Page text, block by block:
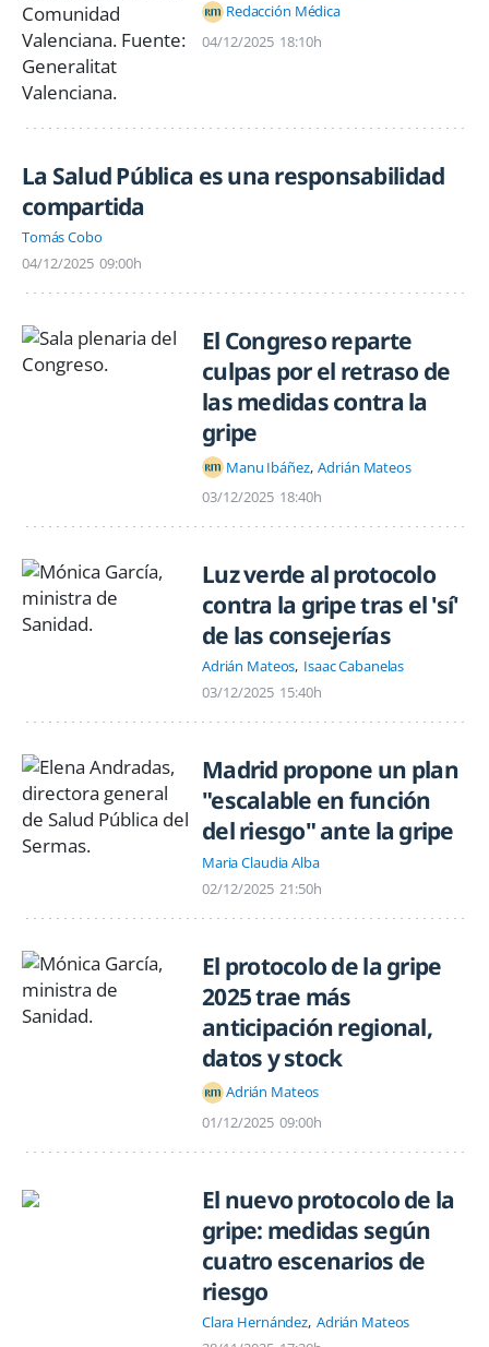
Redacción Médica
04/12/2025 18:10h
La Salud Pública es una responsabilidad
compartida
Tomás Cobo
04/12/2025 09:00h
El Congreso reparte
culpas por el retraso de
las medidas contra la
gripe
Manu Ibáñez Adrián Mateos
03/12/2025 18:40h
Luz verde al protocolo
contra la gripe tras el 'sí'
de las consejerías
Adrián Mateos Isaac Cabanelas
03/12/2025 15:40h
Madrid propone un plan
"escalable en función
del riesgo" ante la gripe
Maria Claudia Alba
02/12/2025 21:50h
El protocolo de la gripe
2025 trae más
anticipación regional,
datos y stock
Adrián Mateos
01/12/2025 09:00h
El nuevo protocolo de la
gripe: medidas según
cuatro escenarios de
riesgo
Clara Hernández Adrián Mateos